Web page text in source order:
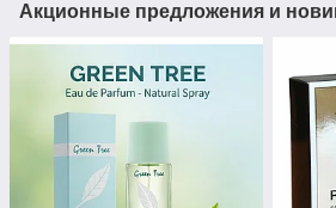
Акционные предложения и